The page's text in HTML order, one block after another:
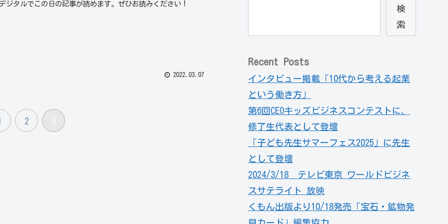
ジタルでこの日の記事が読めます。ぜひお読みください！
2022.03.07
2 3
検
索
Recent Posts
インタビュー掲載「10代から考える起業
という働き方」
第6回CEOキッズビジネスコンテストに、
修了生代表として登壇
「子ども先生サマーフェス2025」に先生
として登壇
2024/3/18 テレビ東京 ワールドビジネ
スサテライト 放映
くもん出版より10/18発売「宝石・鉱物発